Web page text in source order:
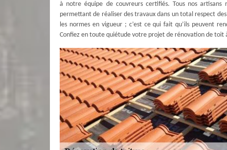
à notre équipe de couvreurs certifiés. Tous nos
permettant de réaliser des travaux dans un total respect
les normes en vigueur ; c’est ce qui fait qu’ils peuvent
Confiez en toute quiétude votre projet de rénovation de toit